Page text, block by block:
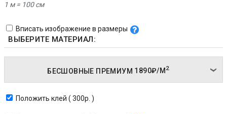
1 м = 100 см
Вписать изображение в размеры
ВЫБЕРИТЕ МАТЕРИАЛ:
БЕСШОВНЫЕ ПРЕМИУМ 1890₽/М 2
Положить клей ( 300р. )